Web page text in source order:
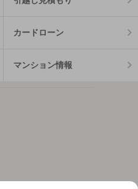
カードローン
マンション情報